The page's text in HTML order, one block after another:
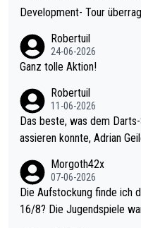
Development- Tour
mal 40+ erst recht. Da gewinnst keinen Blumentopf - ist ja noc
h krasser wie ein Pokalspiel eines Kreisligisten vs einem Bund
Robertuil
24-06-2026
Ganz tolle Aktion!
Robertuil
11-06-2026
Das beste, was dem
assieren konnte, Adrian
Morgoth42x
07-06-2026
Die Aufstockung finde ich
16/8? Die Jugendspiele waren letztes Jahr durchaus sehr kurz